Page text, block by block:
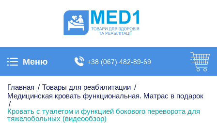
Меню +38 (067) 482-89-69
Главная / Товары для реабилитации /
Медицинская кровать функциональная. Матрас в подарок
/
Кровать с туалетом и функцией бокового переворота для
тяжелобольных (видеообзор)